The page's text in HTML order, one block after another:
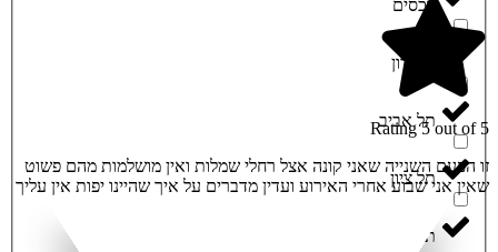
רכסים
שומרון
תל אביב
תל ציון
תפרח
Rating 5 out of 5
זו הפעם השנייה שאני קונה אצל רחלי שמלות ואין מושלמות מהם פשוט
שאין אני שבוע אחרי האירוע ועדין מדברים על איך שהיינו יפות אין עליך